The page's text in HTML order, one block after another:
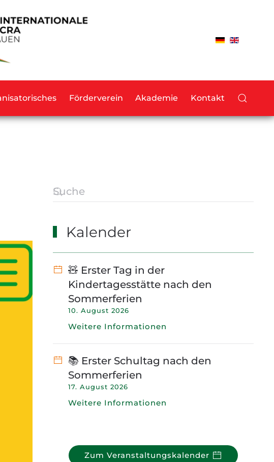
Förderverein Akademie Kontakt
Kalender
🧸 Erster Tag in der
Kindertagesstätte nach den
Sommerferien
10. August 2026
Weitere Informationen
📚 Erster Schultag nach den
Sommerferien
17. August 2026
Weitere Informationen
Zum Veranstaltungskalender